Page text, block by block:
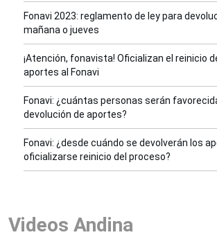
Fonavi 2023: reglamento de ley para
mañana o jueves
¡Atención, fonavista! Oficializan el reinicio
aportes al Fonavi
Fonavi: ¿cuántas personas serán
devolución de aportes?
Fonavi: ¿desde cuándo se devolverán los
oficializarse reinicio del proceso?
Videos Andina